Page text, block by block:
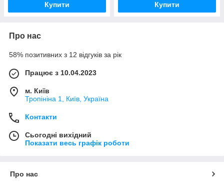
Купити Купити
Про нас
58% позитивних з 12 відгуків за рік
Працює з 10.04.2023
м. Київ
Тропініна 1, Київ, Україна
Контакти
Сьогодні вихідний
Показати весь графік роботи
Про нас